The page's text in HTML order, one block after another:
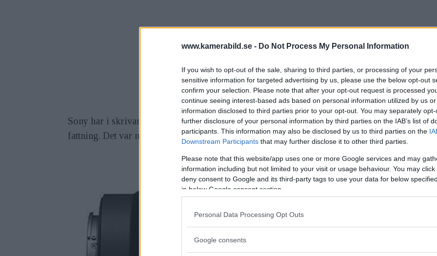
www.kamerabild.se - Do Not Process My Personal Information
If you wish to opt-out of the sale, sharing to third parties, or processing of your
sensitive information for targeted advertising by us, please use the below opt-out
confirm your selection. Please note that after your opt-out request is processed
continue seeing interest-based ads based on personal information utilized by us
information disclosed to third parties prior to your opt-out. You may separately
further disclosure of your personal information by third parties on the IAB’s list of
participants. This information may also be disclosed by us to third parties on the
Downstream Participants that may further disclose it to other third parties.
Please note that this website/app uses one or more Google services and may
information including but not limited to your visit or usage behaviour. You may
deny consent to Google and its third-party tags to use your data for below
in below Google consent section.
Personal Data Processing Opt Outs
Google consents
Sony har i skrivande stund släppt 16 G-master-objektiv av de totalt 67 objektiv som ingår i
fattning. Det var nu sex år sedan Sonys första normalzoom i fullformat för Sony FE
Nu